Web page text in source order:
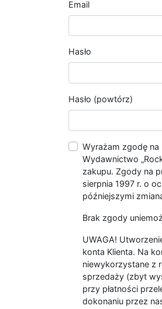
Email
Hasło
Hasło (powtórz)
Wyrażam zgodę
Wydawnictwo
zakupu. Zgody na
sierpnia 1997 r. o
późniejszymi
Brak zgody
UWAGA!
konta Klienta. Na
niewykorzystane z
sprzedaży (zbyt
przy płatności
dokonaniu przez